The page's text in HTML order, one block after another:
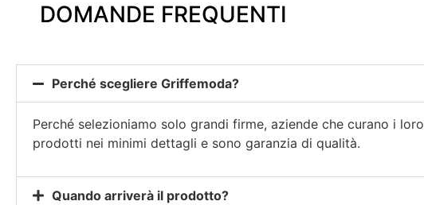
DOMANDE FREQUENTI
Perché scegliere Griffemoda?
Perché selezioniamo solo grandi firme, aziende che curano i loro
prodotti nei minimi dettagli e sono garanzia di qualità.
Quando arriverà il prodotto?